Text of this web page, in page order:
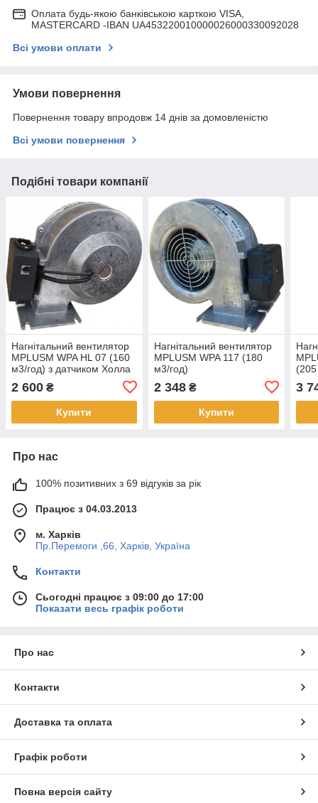
Оплата будь-якою банківською карткою VISA,
MASTERCARD -IBAN UA453220010000026000330092028
Всі умови оплати
Умови повернення
Повернення товару впродовж 14 днів за домовленістю
Всі умови повернення
Подібні товари компанії
Нагнітальний вентилятор
MPLUSM WPA HL 07 (160
м3/год) з датчиком Холла
2 600 ₴
Купити
Нагнітальний вентилятор
MPLUSM WPA 117 (180
м3/год)
2 348₴
Купити
3
Про нас
100% позитивних з 69 відгуків за рік
Працює з 04.03.2013
м. Харків
Пр.Перемоги ,66, Харків, Україна
Контакти
Сьогодні працює з 09:00 до 17:00
Показати весь графік роботи
Про нас
Контакти
Доставка та оплата
Графік роботи
Повна версія сайту